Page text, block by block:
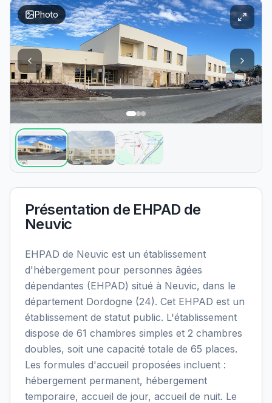
Photo
Présentation de EHPAD de
Neuvic
EHPAD de Neuvic est un établissement
d'hébergement pour personnes âgées
dépendantes (EHPAD) situé à Neuvic, dans le
département Dordogne (24). Cet EHPAD est un
établissement de statut public. L'établissement
dispose de 61 chambres simples et 2 chambres
doubles, soit une capacité totale de 65 places.
Les formules d'accueil proposées incluent :
hébergement permanent, hébergement
temporaire, accueil de jour, accueil de nuit. Le